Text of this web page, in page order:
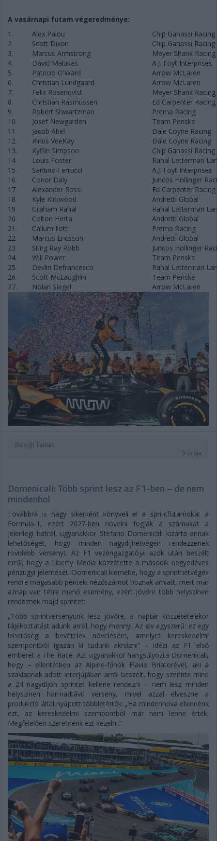
A vasárnapi futam végeredménye:
1.
Alex Palou
Chip Ganassi Racing
2.
Scott Dixon
Chip Ganassi Racing
3.
Marcus Armstrong
Meyer Shank Racing
4.
David Malukas
A.J. Foyt Interprises
5.
Patricio O'Ward
Arrow McLaren
6.
Christian Lundgaard
Arrow McLaren
7.
Felix Rosenqvist
Meyer Shank Racing
8.
Christian Rasmussen
Ed Carpenter Racing
9.
Robert Shwartzman
Prema Racing
10.
Josef Newgarden
Team Penske
11.
Jacob Abel
Dale Coyne Racing
12.
Rinus VeeKay
Dale Coyne Racing
13.
Kyffin Simpson
Chip Ganassi Racing
14.
Louis Foster
Rahal Letterman
15.
Santino Ferrucci
A.J. Foyt Interprises
16.
Conor Daly
Juncos Hollinger
17.
Alexander Rossi
Ed Carpenter Racing
18.
Kyle Kirkwood
Andretti Global
19.
Graham Rahal
Rahal Letterman
20.
Colton Herta
Andretti Global
21.
Callum Ilott
Prema Racing
22.
Marcus Ericsson
Andretti Global
23.
Sting Ray Robb
Juncos Hollinger
24.
Will Power
Team Penske
25.
Devlin Defrancesco
Rahal Letterman
26.
Scott McLaughlin
Team Penske
27.
Nolan Siegel Arrow McLaren
Balogh Tamás
3 órája
Domenicali: Több sprint lesz az F1-ben – de nem
mindenhol
Továbbra is nagy sikerként könyveli el a sprintfutamokat a
Formula-1, ezért 2027-ben növelni fogják a számukat a
jelenlegi hatról, ugyanakkor Stefano Domenicali kizárta annak
lehetőségét, hogy minden nagydíjhétvégén rendezzenek
rövidebb versenyt. Az F1 vezérigazgatója azok után beszélt
erről, hogy a Liberty Media közzétette a második negyedéves
pénzügyi jelentését. Domenicali kiemelte, hogy a sprinthétvégék
rendre magasabb pénteki nézőszámot hoznak amiatt, mert már
aznap van tétre menő esemény, ezért jövőre több helyszínen
rendeznek majd sprintet:
„Több sprintversenyünk lesz jövőre, a naptár közzétételekor
tájékoztatást adunk arról, hogy mennyi. Az elv egyszerű: ez egy
lehetőség a bevételek növelésére, amelyet kereskedelmi
szempontból igazán ki tudunk aknázni” – idézi az F1 első
emberét a The Race. Azt ugyanakkor hangsúlyozta Domenicali,
hogy – ellentétben az Alpine-főnök Flavio Briatorével, aki a
szaklapnak adott interjújában arról beszélt, hogy szerinte mind
a 24 nagydíjon sprintet kellene rendezni – nem lesz minden
helyszínen harmadtávú verseny, mivel azzal elveszne a
produkció által nyújtott többletérték: „Ha mindenhova elvinnénk
ezt, az kereskedelmi szempontból már nem lenne érték.
Megfelelően szeretnénk ezt kezelni.”